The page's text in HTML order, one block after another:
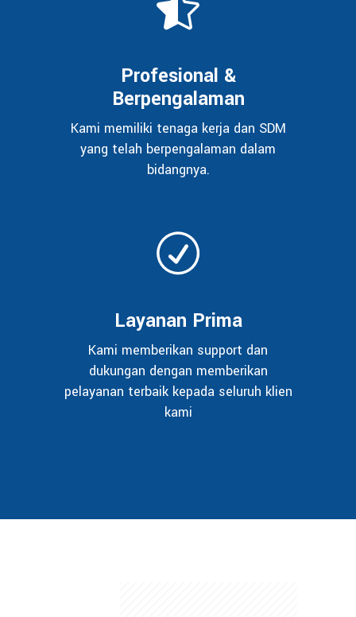
Profesional &
Berpengalaman
Kami memiliki tenaga kerja dan SDM
yang telah berpengalaman dalam
bidangnya.
Layanan Prima
Kami memberikan support dan
dukungan dengan memberikan
pelayanan terbaik kepada seluruh klien
kami